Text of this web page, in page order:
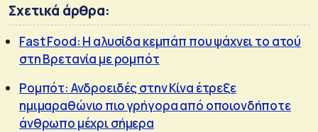
Σχετικά άρθρα:
Fast Food: Η αλυσίδα κεμπάπ που ψάχνει το ατού
στη Βρετανία με ρομπότ
Ρομπότ: Ανδροειδές στην Κίνα έτρεξε
ημιμαραθώνιο πιο γρήγορα από οποιονδήποτε
άνθρωπο μέχρι σήμερα